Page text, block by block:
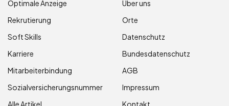
Optimale Anzeige
Rekrutierung
Soft Skills
Karriere
Mitarbeiterbindung
Sozialversicherungsnummer
Alle Artikel
Über uns
Orte
Datenschutz
Bundesdatenschutz
AGB
Impressum
Kontakt